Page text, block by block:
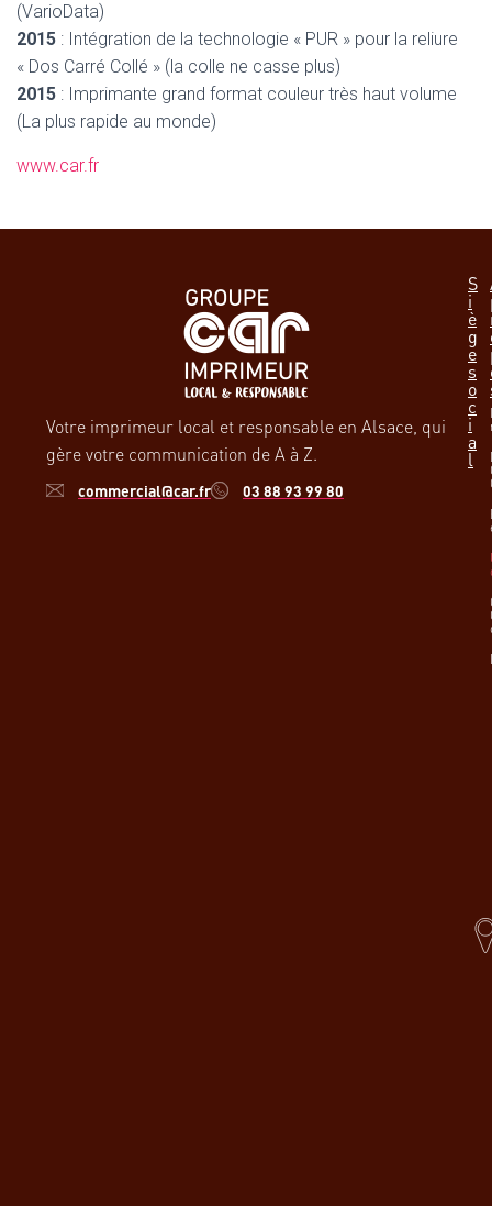
(VarioData)
2015 : Intégration de la technologie « PUR » pour la reliure
« Dos Carré Collé » (la colle ne casse plus)
2015 : Imprimante grand format couleur très haut volume
(La plus rapide au monde)
www.car.fr
Votre imprimeur local et responsable en Alsace, qui
gère votre communication de A à Z.
commercial@car.fr 03 88 93 99 80
S
i
è
g
e
s
o
c
i
a
l